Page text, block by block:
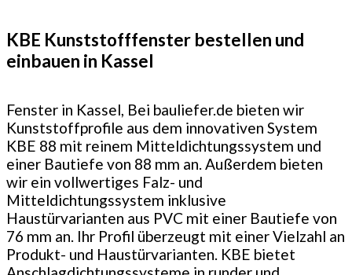
KBE Kunststofffenster bestellen und
einbauen in Kassel
Fenster in Kassel, Bei bauliefer.de bieten wir
Kunststoffprofile aus dem innovativen System
KBE 88 mit reinem Mitteldichtungssystem und
einer Bautiefe von 88 mm an. Außerdem bieten
wir ein vollwertiges Falz- und
Mitteldichtungssystem inklusive
Haustürvarianten aus PVC mit einer Bautiefe von
76 mm an. Ihr Profil überzeugt mit einer Vielzahl an
Produkt- und Haustürvarianten. KBE bietet